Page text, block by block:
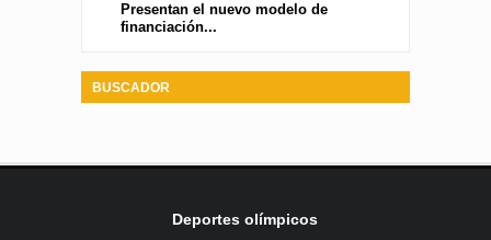
Presentan el nuevo modelo de
financiación...
BUSCADOR
Deportes olímpicos